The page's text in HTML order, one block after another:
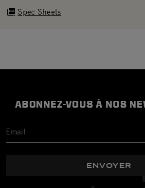
Spec Sheets
ABONNEZ-VOUS À NOS
ENVOYER